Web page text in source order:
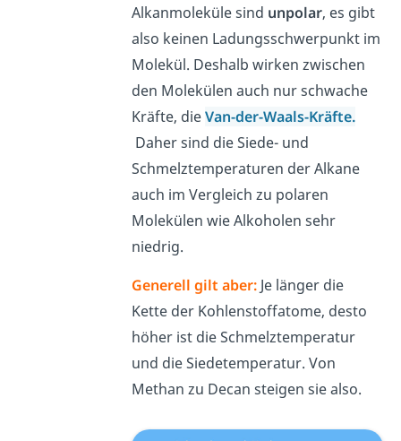
Alkanmoleküle sind unpolar, es gibt
also keinen Ladungsschwerpunkt im
Molekül. Deshalb wirken zwischen
den Molekülen auch nur schwache
Kräfte, dieVan-der-Waals-Kräfte.
Daher sind die Siede- und
Schmelztemperaturen der Alkane
auch im Vergleich zu polaren
Molekülen wie Alkoholen sehr
niedrig.
Generell gilt aber: Je länger die
Kette der Kohlenstoffatome, desto
höher ist die Schmelztemperatur
und die Siedetemperatur. Von
Methan zu Decan steigen sie also.